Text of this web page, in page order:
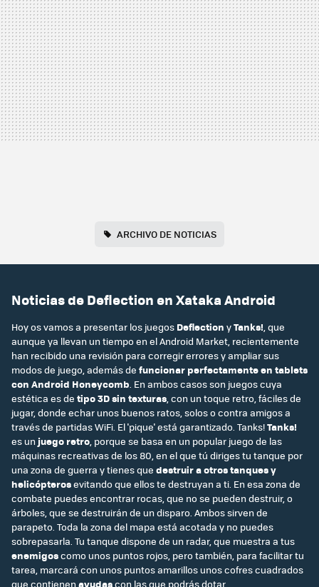
ARCHIVO DE NOTICIAS
Noticias de Deflection en Xataka Android
Hoy os vamos a presentar los juegos Deflection yTanks!, que
aunque ya llevan un tiempo en el Android Market, recientemente
han recibido una revisión para corregir errores y ampliar sus
modos de juego, además de funcionar perfectamente en tablets
con Android Honeycomb. En ambos casos son juegos cuya
estética es de tipo 3D sin texturas, con un toque retro, fáciles de
jugar, donde echar unos buenos ratos, solos o contra amigos a
través de partidas WiFi. El 'pique' está garantizado. Tanks!Tanks!
es un juego retro, porque se basa en un popular juego de las
máquinas recreativas de los 80, en el que tú diriges tu tanque por
una zona de guerra y tienes que destruir a otros tanques y
helicópterosevitando que ellos te destruyan a ti. En esa zona de
combate puedes encontrar rocas, que no se pueden destruir, o
árboles, que se destruirán de un disparo. Ambos sirven de
parapeto. Toda la zona del mapa está acotada y no puedes
sobrepasarla. Tu tanque dispone de un radar, que muestra a tus
enemigoscomo unos puntos rojos, pero también, para facilitar tu
tarea, marcará con unos puntos amarillos unos cofres cuadrados
que contienen ayudascon las que podrás dotar